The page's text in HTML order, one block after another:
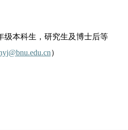
级本科生，研究生及博士后等
）